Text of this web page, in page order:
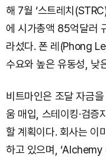
해 7월 ‘스트레치
에 시가총액 85억달러
라섰다. 폰 레(Phong
수요와 높은 유동성, 낮
비트마인은 조달 자금
움 매입, 스테이킹·검증
할 계획이다. 회사는 이
하고 있으며,